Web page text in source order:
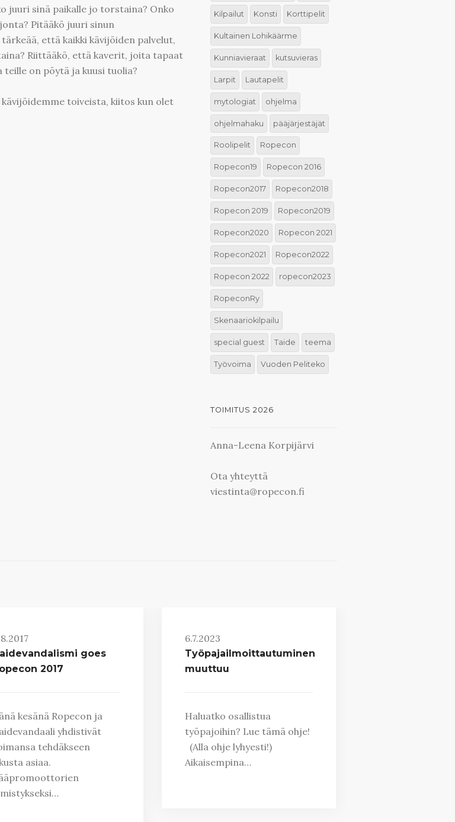
juuri sinä paikalle jo torstaina? Onko
Pitääkö juuri sinun
että kaikki kävijöiden palvelut,
Riittääkö, että kaverit, joita tapaat
teille on pöytä ja kuusi tuolia?
toiveista, kiitos kun olet
Kilpailut Konsti Korttipelit
Kultainen Lohikäärme
Kunniavieraat kutsuvieras
Larpit Lautapelit
mytologiat ohjelma
ohjelmahaku pääjärjestäjät
Roolipelit Ropecon
Ropecon19 Ropecon 2016
Ropecon2017 Ropecon2018
Ropecon 2019 Ropecon2019
Ropecon2020 Ropecon 2021
Ropecon2021 Ropecon2022
Ropecon 2022 ropecon2023
RopeconRy
Skenaariokilpailu
special guest Taide teema
Työvoima Vuoden Peliteko
TOIMITUS 2026
Anna-Leena Korpijärvi
Ota yhteyttä
viestinta@ropecon.fi
goes
2017
kesänä Ropecon ja
yhdistivät
tehdäkseen
asiaa.
6.7.2023
Työpajailmoittautuminen
muuttuu
Haluatko osallistua
työpajoihin? Lue tämä ohje!
(Alla ohje lyhyesti!)
Aikaisempina…